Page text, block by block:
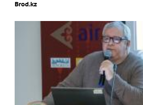
Brod.kz